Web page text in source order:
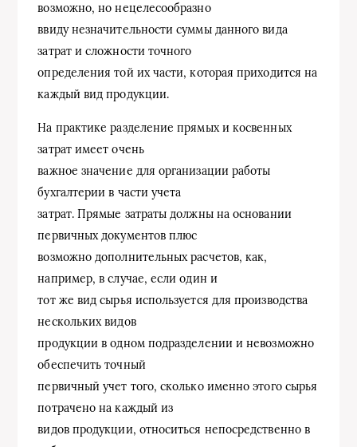
возможно, но нецелесообразно
ввиду незначительности суммы данного вида
затрат и сложности точного
определения той их части, которая приходится на
каждый вид продукции.
На практике разделение прямых и косвенных
затрат имеет очень
важное значение для организации работы
бухгалтерии в части учета
затрат. Прямые затраты должны на основании
первичных документов плюс
возможно дополнительных расчетов, как,
например, в случае, если один и
тот же вид сырья используется для производства
нескольких видов
продукции в одном подразделении и невозможно
обеспечить точный
первичный учет того, сколько именно этого сырья
потрачено на каждый из
видов продукции, относиться непосредственно в